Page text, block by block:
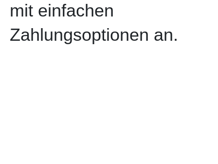
mit einfachen
Zahlungsoptionen an.